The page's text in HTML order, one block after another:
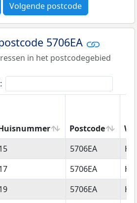
Volgende postcode
5706EA
in het postcodegebied
Postcode
Postcode
5706EA
5706EA
5706EA